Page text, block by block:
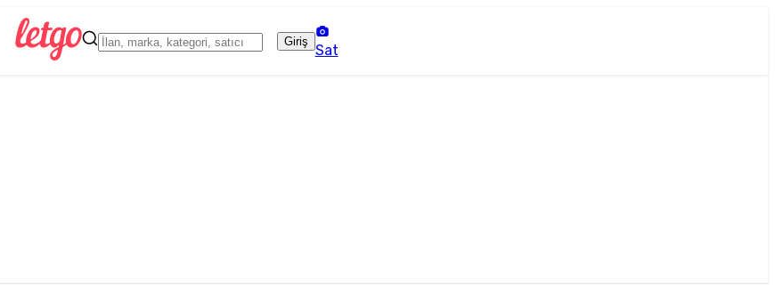
Giriş
Sat